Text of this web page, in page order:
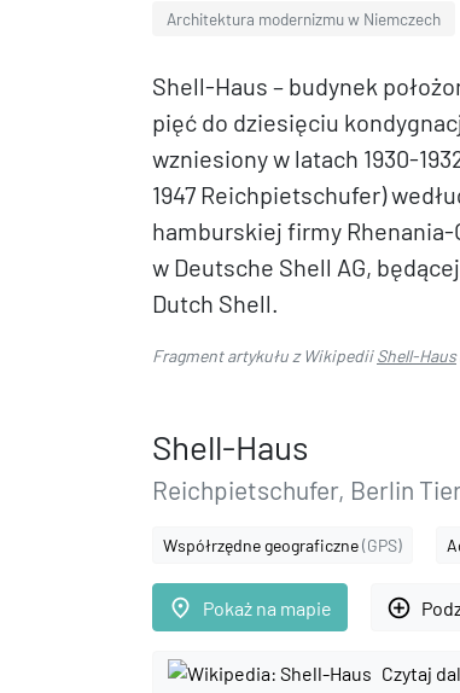
Architektura modernizmu w Niemczech
Shell-Haus – budynek
pięć do dziesięciu
wzniesiony w latach 1930-
1947 Reichpietschufer)
hamburskiej firmy Rhenania-
w Deutsche Shell AG,
Dutch Shell.
Fragment artykułu z WikipediiShell-Haus
Shell-Haus
Reichpietschufer, Berlin
Współrzędne geograficzne(GPS)
place Pokaż na mapie add_circle_outline
Czytaj